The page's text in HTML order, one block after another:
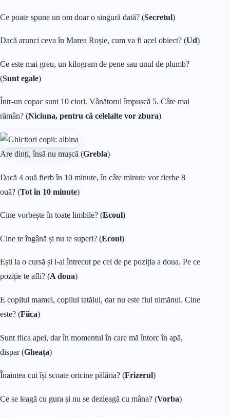
Ce poate spune un om doar o singură dată? (Secretul)
Dacă arunci ceva în Marea Roșie, cum va fi acel obiect? (Ud)
Ce este mai greu, un kilogram de pene sau unul de plumb?
(Sunt egale)
Într-un copac sunt 10 ciori. Vânătorul împușcă 5. Câte mai
rămân? (Niciuna, pentru că celelalte vor zbura)
Are dinți, însă nu mușcă (Grebla)
Dacă 4 ouă fierb în 10 minute, în câte minute vor fierbe 8
ouă? (Tot în 10 minute)
Cine vorbește în toate limbile? (Ecoul)
Cine te îngână și nu te superi? (Ecoul)
Ești la o cursă și l-ai întrecut pe cel de pe poziția a doua. Pe ce
poziție te afli? (A doua)
E copilul mamei, copilul tatălui, dar nu este fiul nimănui. Cine
este? (Fiica)
Sunt fiica apei, dar în momentul în care mă întorc în apă,
dispar (Gheața)
Înaintea cui își scoate oricine pălăria? (Frizerul)
Ce se leagă cu gura și nu se dezleagă cu mâna? (Vorba)